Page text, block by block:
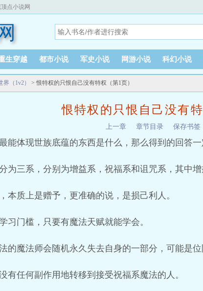
点小说网
生穿越 都市小说 军史小说 网游小说 科幻小说
（1v2） > 恨特权的只恨自己没有特权（第1页）
恨特权的只恨自己没有特
上一章 章节目录 保存书签
能体现世族底蕴的东西是什么，那么得到的回答一
为三系，分别为增益系，祝福系和诅咒系，其中
本质上是赠予，更准确的说，是损己利人。
习门槛，只要有魔法天赋就能学会。
的魔法师会随机永久失去自身的一部分，可能是
有任何副作用地转移到接受祝福系魔法的人。